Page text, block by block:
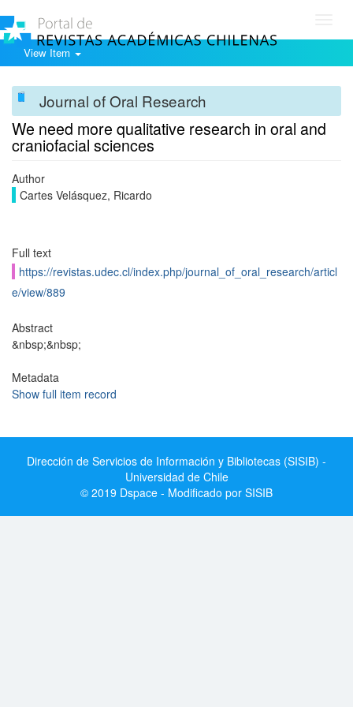
View Item
Journal of Oral Research
We need more qualitative research in oral and
craniofacial sciences
Author
Cartes Velásquez, Ricardo
Full text
https://revistas.udec.cl/index.php/journal_of_oral_research/articl
e/view/889
Abstract
&nbsp;&nbsp;
Metadata
Show full item record
Dirección de Servicios de Información y Bibliotecas (SISIB) -
Universidad de Chile
© 2019 Dspace - Modificado por SISIB